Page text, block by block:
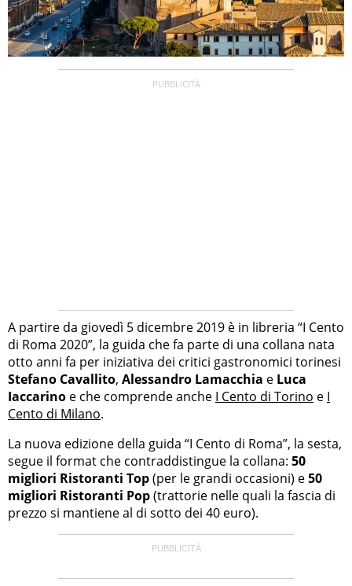
A partire da giovedì 5 dicembre 2019 è in libreria “I Cento
di Roma 2020”, la guida che fa parte di una collana nata
otto anni fa per iniziativa dei critici gastronomici torinesi
Stefano Cavallito, Alessandro Lamacchia e Luca
Iaccarino e che comprende anche I Cento di Torino e I
Cento di Milano.
La nuova edizione della guida “I Cento di Roma”, la sesta,
segue il format che contraddistingue la collana: 50
migliori Ristoranti Top(per le grandi occasioni) e50
migliori Ristoranti Pop(trattorie nelle quali la fascia di
prezzo si mantiene al di sotto dei 40 euro).